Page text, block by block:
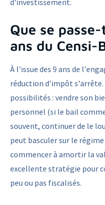
d'investissement.
Que se
ans du Censi-
À l'issue des 9 ans de
réduction d'impôt s'arrête.
possibilités : vendre son
personnel (si le bail
souvent, continuer de le
peut basculer sur le
commencer à amortir la
excellente stratégie pour
peu ou pas fiscalisés.